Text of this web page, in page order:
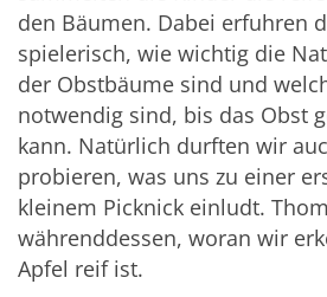
den Bäumen. Dabei erfuhren
spielerisch, wie wichtig die
der Obstbäume sind und
notwendig sind, bis das Obst
kann. Natürlich durften wir
probieren, was uns zu einer
kleinem Picknick einludt.
währenddessen, woran wir
Apfel reif ist.